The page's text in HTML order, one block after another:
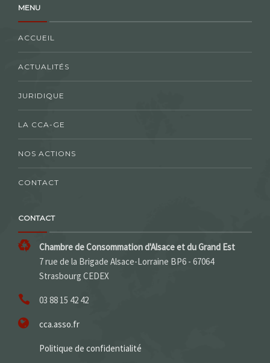
MENU
ACCUEIL
ACTUALITÉS
JURIDIQUE
LA CCA-GE
NOS ACTIONS
CONTACT
CONTACT
Chambre de Consommation d'Alsace et du Grand Est
7 rue de la Brigade Alsace-Lorraine BP6 - 67064
Strasbourg CEDEX
03 88 15 42 42
cca.asso.fr
Politique de confidentialité